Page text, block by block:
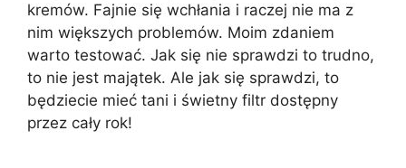
kremów. Fajnie się wchłania i raczej nie ma z
nim większych problemów. Moim zdaniem
warto testować. Jak się nie sprawdzi to trudno,
to nie jest majątek. Ale jak się sprawdzi, to
będziecie mieć tani i świetny filtr dostępny
przez cały rok!